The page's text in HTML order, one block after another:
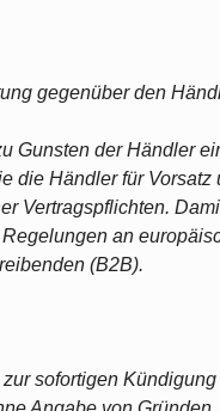
gegenüber den
Gunsten der Händler
die Händler für Vorsatz
Vertragspflichten.
an
(B2B).
sofortigen